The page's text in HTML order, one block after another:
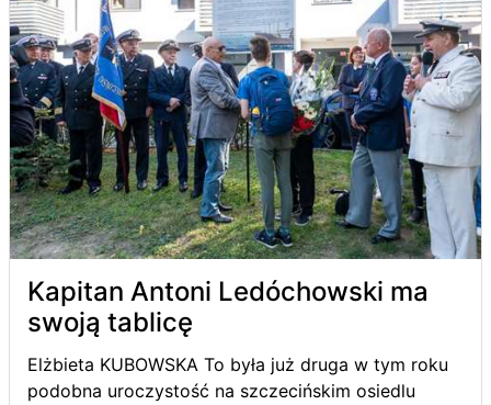
Kapitan Antoni Ledóchowski ma
swoją tablicę
Elżbieta KUBOWSKA To była już druga w tym roku
podobna uroczystość na szczecińskim osiedlu